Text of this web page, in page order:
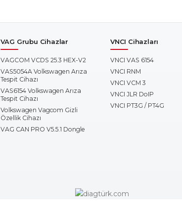
VAG Grubu Cihazlar
VAGCOM VCDS 25.3 HEX-V2
VAS5054A Volkswagen Arıza
Tespit Cihazı
VAS6154 Volkswagen Arıza
Tespit Cihazı
Volkswagen Vagcom Gizli
Özellik Cihazı
VAG CAN PRO V5.5.1 Dongle
VNCI Cihazları
VNCI VAS 6154
VNCI RNM
VNCI VCM 3
VNCI JLR DoIP
VNCI PT3G / PT4G